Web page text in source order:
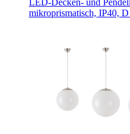
LED-Decken- und
mikroprismatisch, IP40,